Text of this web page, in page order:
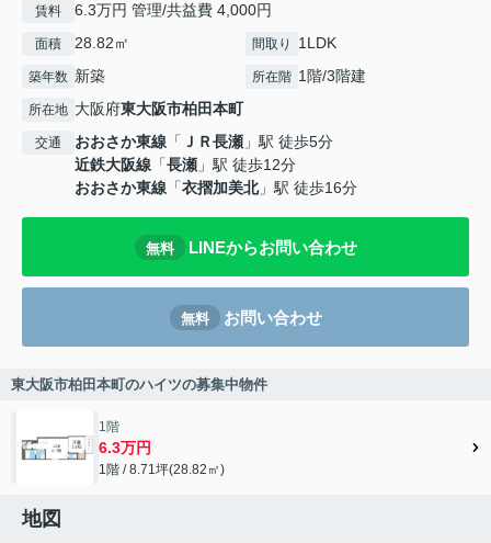
賃料 6.3万円 管理/共益費 4,000円
面積 28.82㎡ 間取り 1LDK
築年数 新築 所在階 1階/3階建
所在地 大阪府東大阪市柏田本町
交通 おおさか東線 「 ＪＲ長瀬 」駅 徒歩5分
近鉄大阪線 「長瀬 」駅 徒歩12分
おおさか東線 「衣摺加美北」駅 徒歩16分
無料 LINEからお問い合わせ
無料 お問い合わせ
東大阪市柏田本町のハイツの募集中物件
1階
6.3万円
1階 / 8.71坪(28.82㎡)
地図